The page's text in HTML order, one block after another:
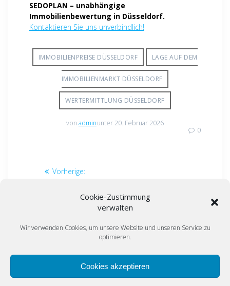
Cookie-Zustimmung
verwalten
Wir verwenden Cookies, um unsere Website und unseren Service zu
optimieren.
Cookies akzeptieren
SEDOPLAN – unabhängige
Immobilienbewertung in Düsseldorf.
Kontaktieren Sie uns unverbindlich!
IMMOBILIENPREISE DÜSSELDORF LAGE AUF DEM
IMMOBILIENMARKT DÜSSELDORF
WERTERMITTLUNG DÜSSELDORF
von adminunter 20. Februar 2026
0
Beitragsnavigation
Vorherige:Vorheriger
Düsseldorf steigen
jetzt wissen müssen